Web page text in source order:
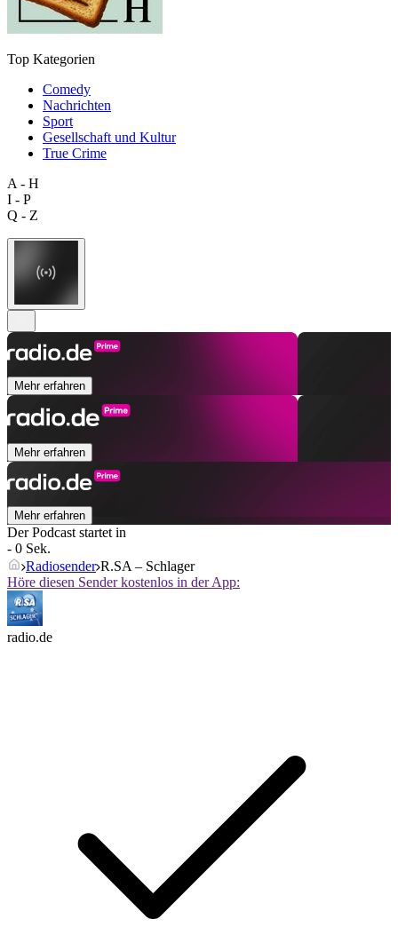
Top Kategorien
Comedy
Nachrichten
Sport
Gesellschaft und Kultur
True Crime
A - H
I - P
Q - Z
Mehr erfahren
Mehr erfahren
Mehr erfahren
Der Podcast startet in
- 0 Sek.
Radiosender R.SA – Schlager
Höre diesen Sender kostenlos in der App:
radio.de